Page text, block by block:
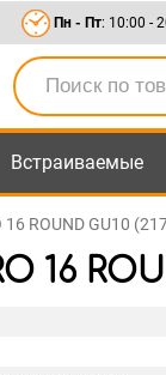
Пн - Пт: 10:00 -
Встраиваемые
ROUND GU10